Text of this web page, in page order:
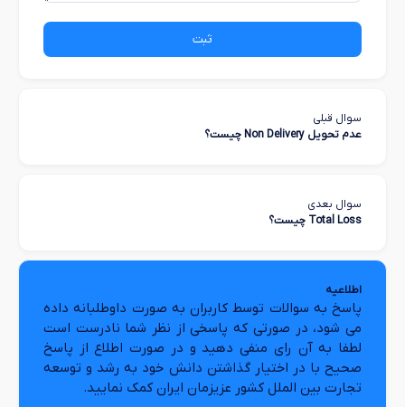
ثبت
سوال قبلی
عدم تحویل Non Delivery چیست؟
سوال بعدی
Total Loss چیست؟
اطلاعیه
پاسخ به سوالات توسط کاربران به صورت داوطلبانه داده
می شود، در صورتی که پاسخی از نظر شما نادرست است
لطفا به آن رای منفی دهید و در صورت اطلاع از پاسخ
صحیح با در اختیار گذاشتن دانش خود به رشد و توسعه
تجارت بین الملل کشور عزیزمان ایران کمک نمایید.